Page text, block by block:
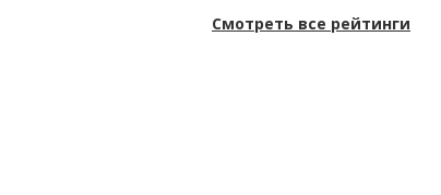
Смотреть все рейтинги